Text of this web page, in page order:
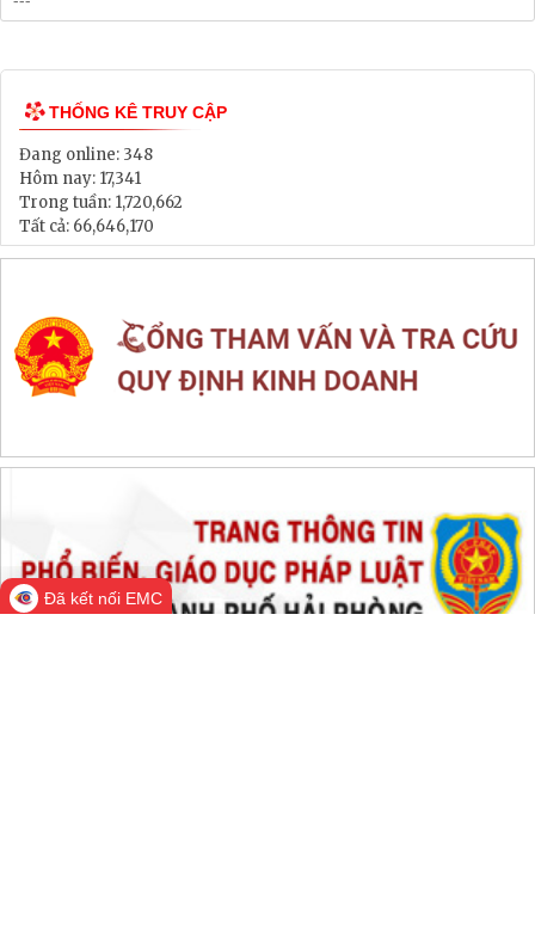
THỐNG KÊ TRUY CẬP
Đang online: 348
Hôm nay: 17,341
Trong tuần: 1,720,662
Tất cả: 66,646,170
Đã kết nối EMC